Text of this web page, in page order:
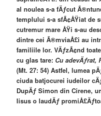
al noulea s-a fÄƒcut
templului s-a sfÃ¢ÅŸiat de
cutremur mare ÅŸi s-au
dintre cei Ã®mviaÅ£i au
familiile lor. VÄƒzÃ¢nd
cu glas tare: Cu adevÄƒrat,
(Mt. 27: 54) Astfel, lumea
ciuda batjocurei iudeilor
DupÄƒ Simon din Cirene,
Iisus o laudÄƒ